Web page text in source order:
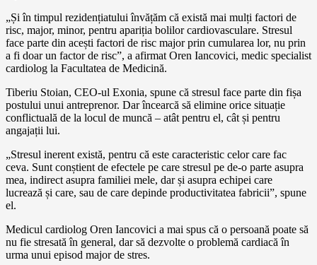
„Și în timpul rezidențiatului învățăm că există mai mulți factori de
risc, major, minor, pentru apariția bolilor cardiovasculare. Stresul
face parte din acești factori de risc major prin cumularea lor, nu prin
a fi doar un factor de risc”, a afirmat Oren Iancovici, medic specialist
cardiolog la Facultatea de Medicină.
Tiberiu Stoian, CEO-ul Exonia, spune că stresul face parte din fișa
postului unui antreprenor. Dar încearcă să elimine orice situație
conflictuală de la locul de muncă – atât pentru el, cât și pentru
angajații lui.
„Stresul inerent există, pentru că este caracteristic celor care fac
ceva. Sunt conștient de efectele pe care stresul pe de-o parte asupra
mea, indirect asupra familiei mele, dar și asupra echipei care
lucrează și care, sau de care depinde productivitatea fabricii”, spune
el.
Medicul cardiolog Oren Iancovici a mai spus că o persoană poate să
nu fie stresată în general, dar să dezvolte o problemă cardiacă în
urma unui episod major de stres.